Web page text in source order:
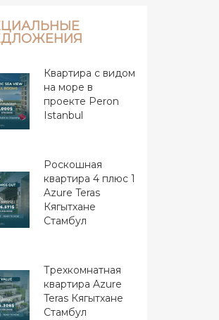
Квартира с видом
на море в
проекте Peron
Istanbul
Роскошная
квартира 4 плюс 1
Azure Teras
Кягытхане
Стамбул
Трехкомнатная
квартира Azure
Teras Кягытхане
Стамбул